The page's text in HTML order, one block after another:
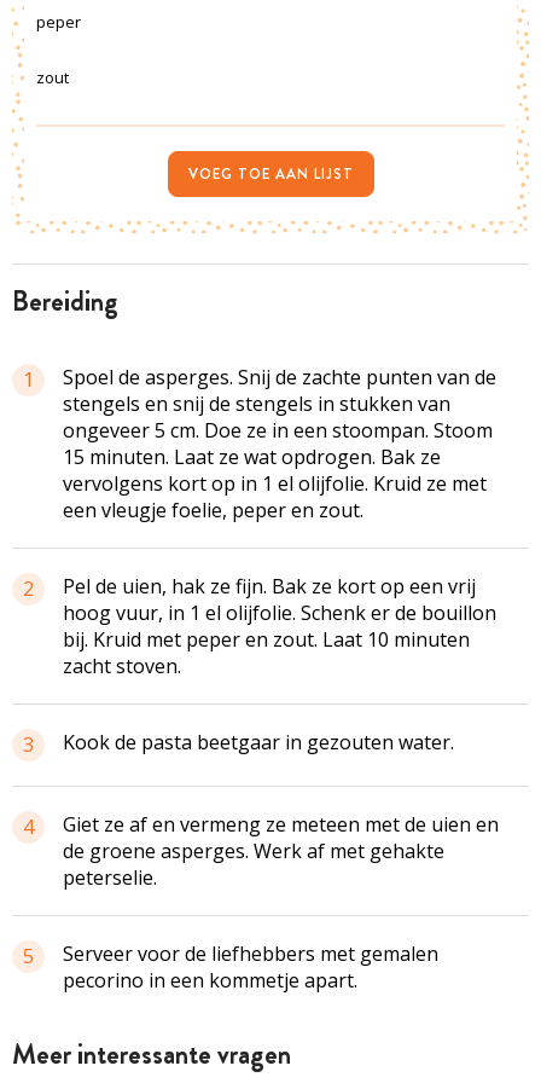
bereiding
1
Spoel de asperges. Snij de zachte punten van de
stengels en snij de stengels in stukken van
ongeveer 5 cm. Doe ze in een stoompan. Stoom
15 minuten. Laat ze wat opdrogen. Bak ze
vervolgens kort op in 1 el olijfolie. Kruid ze met
een vleugje foelie, peper en zout.
2
Pel de uien, hak ze fijn. Bak ze kort op een vrij
hoog vuur, in 1 el olijfolie. Schenk er de bouillon
bij. Kruid met peper en zout. Laat 10 minuten
zacht stoven.
3 Kook de pasta beetgaar in gezouten water.
4
Giet ze af en vermeng ze meteen met de uien en
de groene asperges. Werk af met gehakte
peterselie.
5
Serveer voor de liefhebbers met gemalen
pecorino in een kommetje apart.
Meer interessante vragen
peper
zout
VOEG TOE AAN LIJST